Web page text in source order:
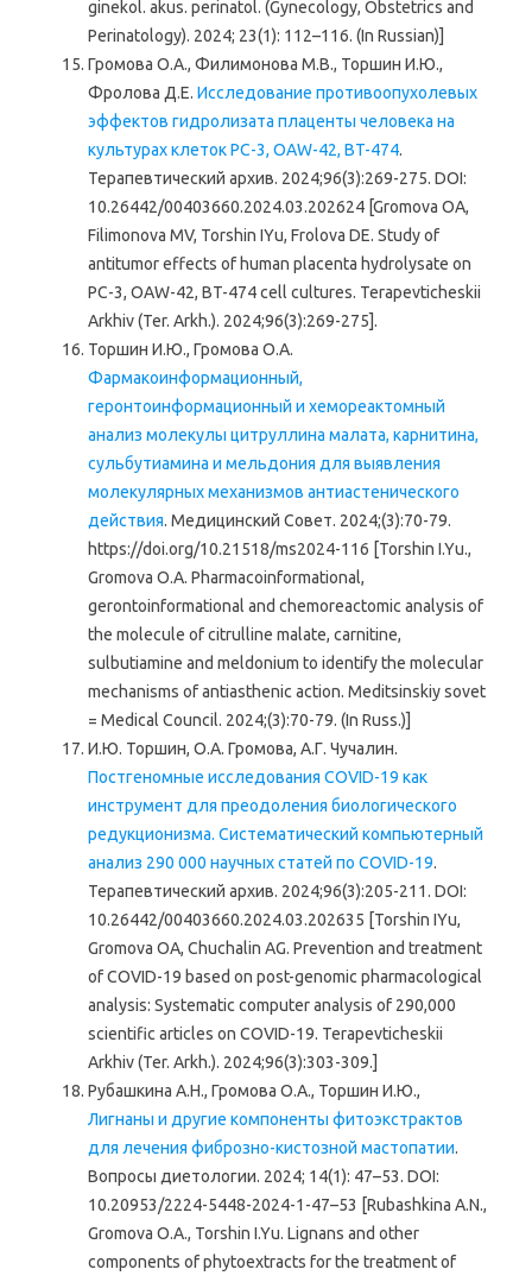
ginekol. akus. perinatol. (Gynecology, Obstetrics and
Perinatology). 2024; 23(1): 112–116. (In Russian)]
Громова О.А., Филимонова М.В., Торшин И.Ю.,
Фролова Д.Е. Исследование противоопухолевых
эффектов гидролизата плаценты человека на
культурах клеток PC-3, OAW-42, BT-474.
Терапевтический архив. 2024;96(3):269-275. DOI:
10.26442/00403660.2024.03.202624 [Gromova OA,
Filimonova MV, Torshin IYu, Frolova DЕ. Study of
antitumor effects of human placenta hydrolysate on
PC-3, OAW-42, BT-474 cell cultures. Terapevticheskii
Arkhiv (Ter. Arkh.). 2024;96(3):269-275].
Торшин И.Ю., Громова О.А.
Фармакоинформационный,
геронтоинформационный и хемореактомный
анализ молекулы цитруллина малата, карнитина,
сульбутиамина и мельдония для выявления
молекулярных механизмов антиастенического
действия. Медицинский Совет. 2024;(3):70-79.
https://doi.org/10.21518/ms2024-116 [Torshin I.Yu.,
Gromova O.A. Pharmacoinformational,
gerontoinformational and chemoreactomic analysis of
the molecule of citrulline malate, carnitine,
sulbutiamine and meldonium to identify the molecular
mechanisms of antiasthenic action. Meditsinskiy sovet
= Medical Council. 2024;(3):70-79. (In Russ.)]
И.Ю. Торшин, О.А. Громова, А.Г. Чучалин.
Постгеномные исследования COVID-19 как
инструмент для преодоления биологического
редукционизма. Систематический компьютерный
анализ 290 000 научных статей по COVID-19.
Терапевтический архив. 2024;96(3):205-211. DOI:
10.26442/00403660.2024.03.202635 [Torshin IYu,
Gromova OA, Chuchalin AG. Prevention and treatment
of COVID-19 based on post-genomic pharmacological
analysis: Systematic computer analysis of 290,000
scientific articles on COVID-19. Terapevticheskii
Arkhiv (Ter. Arkh.). 2024;96(3):303-309.]
Рубашкина А.Н., Громова О.А., Торшин И.Ю.,
Лигнаны и другие компоненты фитоэкстрактов
для лечения фиброзно-кистозной мастопатии.
Вопросы диетологии. 2024; 14(1): 47–53. DOI:
10.20953/2224-5448-2024-1-47–53 [Rubashkina А.N.,
Gromova O.A., Torshin I.Yu. Lignans and other
components of phytoextracts for the treatment of